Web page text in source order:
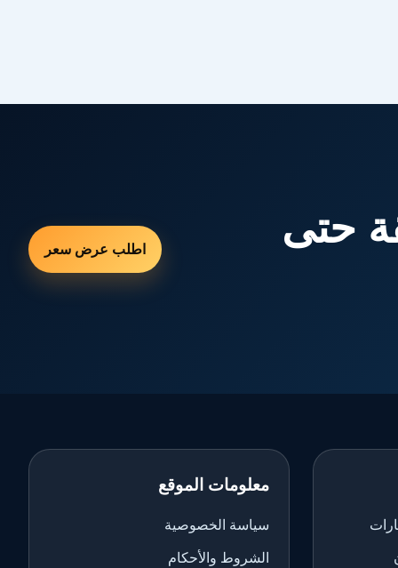
حتى اطلب عرض سعر
معلومات الموقع
سياسة الخصوصية
الشروط والأحكام